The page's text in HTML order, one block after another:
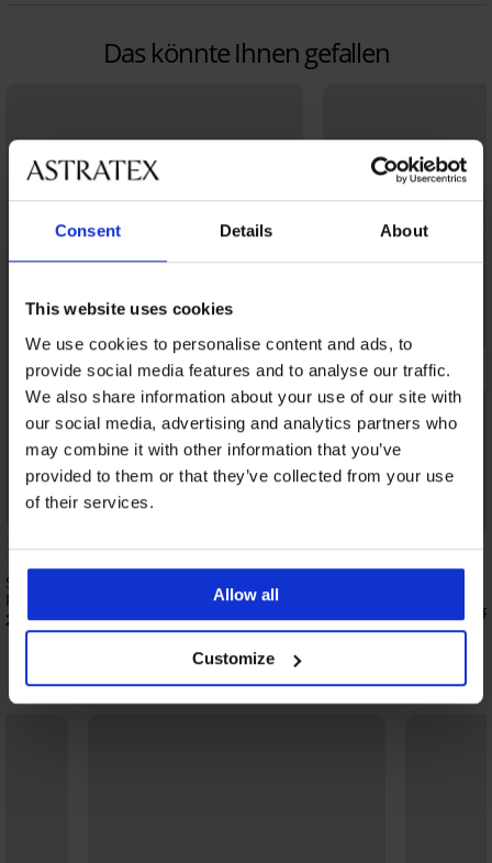
Consent Details About
This website uses cookies
We use cookies to personalise content and ads, to
provide social media features and to analyse our traffic.
We also share information about your use of our site with
our social media, advertising and analytics partners who
may combine it with other information that you’ve
provided to them or that they’ve collected from your use
of their services.
Allow all
Customize
Das könnte Ihnen gefallen
Sport-Leggings aus Baumwolle ONLY
Play ONPNoon Life
22,99 €
Sport-Leggings ONLY
26,99 €
Entdecken Sie ähnliche Stücke